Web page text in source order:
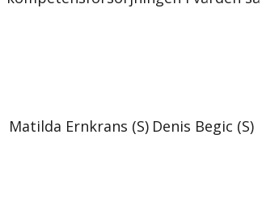
Matilda Ernkrans (S) Denis Begic (S)